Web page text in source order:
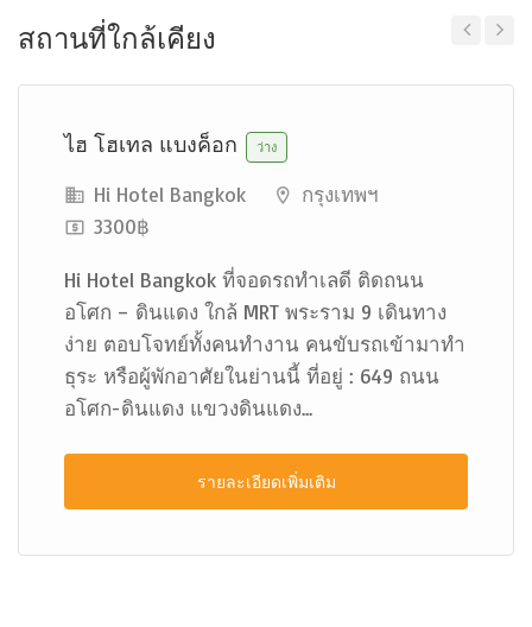
สถานที่ใกล้เคียง
ไฮ โฮเทล แบงค็อก ว่าง
Hi Hotel Bangkok
กรุงเทพฯ
3300฿
Hi Hotel Bangkok ที่จอดรถทำเลดี ติดถนน
อโศก – ดินแดง ใกล้ MRT พระราม 9 เดินทาง
ง่าย ตอบโจทย์ทั้งคนทำงาน คนขับรถเข้ามาทำ
ธุระ หรือผู้พักอาศัยในย่านนี้ ที่อยู่ : 649 ถนน
อโศก-ดินแดง แขวงดินแดง...
รายละเอียดเพิ่มเติม